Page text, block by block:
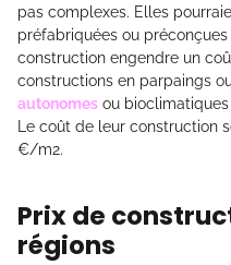
pas complexes. Elles
préfabriquées ou
construction engendre un
constructions en parpaings
autonomes ou
Le coût de leur construction
€/m2.
Prix de
régions